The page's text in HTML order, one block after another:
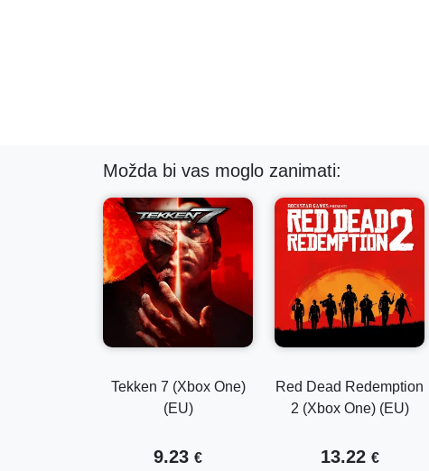
Možda bi vas moglo zanimati:
Tekken 7 (Xbox One)
(EU)
9.23 €
Red Dead Redemption
2 (Xbox One) (EU)
13.22 €